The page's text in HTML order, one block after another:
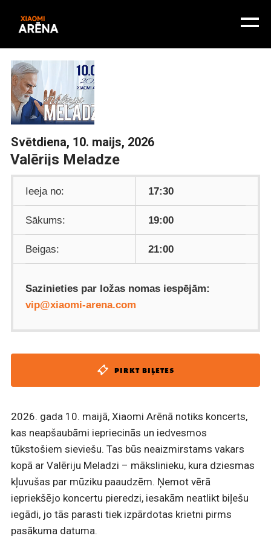
Svētdiena, 10. maijs, 2026
Valērijs Meladze
Ieeja no: 17:30
Sākums: 19:00
Beigas: 21:00
Sazinieties par ložas nomas iespējām:
vip@xiaomi-arena.com
PIRKT BIĻETES
2026. gada 10. maijā, Xiaomi Arēnā notiks koncerts,
kas neapšaubāmi iepriecinās un iedvesmos
tūkstošiem sieviešu. Tas būs neaizmirstams vakars
kopā ar Valēriju Meladzi – mākslinieku, kura dziesmas
kļuvušas par mūziku paaudzēm. Ņemot vērā
iepriekšējo koncertu pieredzi, iesakām neatlikt biļešu
iegādi, jo tās parasti tiek izpārdotas krietni pirms
pasākuma datuma.